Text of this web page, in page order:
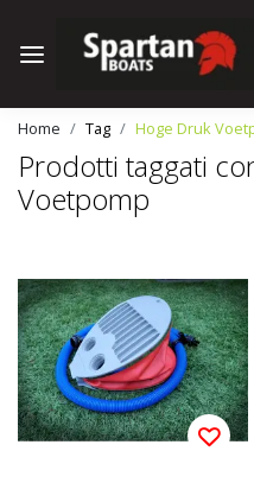
Home Tag Hoge Druk
Prodotti taggati
Voetpomp